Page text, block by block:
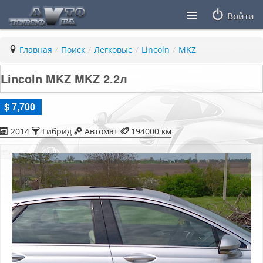
Войти
Статьи
ПДД ПМР
Главная / Поиск / Легковые / Lincoln / MKZ
Lincoln MKZ MKZ 2.2л
$ 7,700
2014 Гибрид Автомат 194000 км